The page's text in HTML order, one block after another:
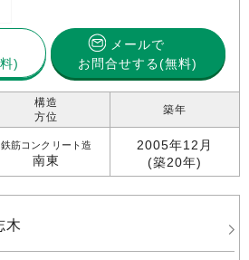
メールで
お問合せする(無料)
構造
方位
鉄筋コンクリート造
南東
築年
2005年12月
(築20年)
木